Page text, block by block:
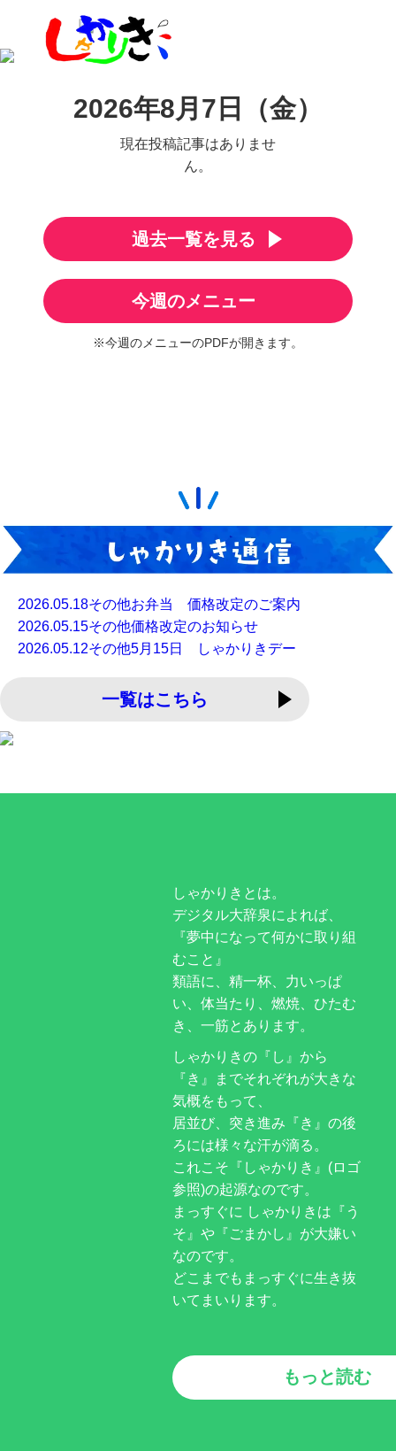
2026年8月7日（金）
現在投稿記事はありませ
ん。
過去一覧を見る
今週のメニュー
※今週のメニューのPDFが開きます。
2026.05.18その他お弁当 価格改定のご案内
2026.05.15その他価格改定のお知らせ
2026.05.12その他5月15日 しゃかりきデー
一覧はこちら
しゃかりきとは。
デジタル大辞泉によれば、
『夢中になって何かに取り組
むこと』
類語に、精一杯、力いっぱ
い、体当たり、燃焼、ひたむ
き、一筋とあります。
しゃかりきの『し』から
『き』までそれぞれが大きな
気概をもって、
居並び、突き進み『き』の後
ろには様々な汗が滴る。
これこそ『しゃかりき』(ロゴ
参照)の起源なのです。
まっすぐに しゃかりきは『う
そ』や『ごまかし』が大嫌い
なのです。
どこまでもまっすぐに生き抜
いてまいります。
もっと読む